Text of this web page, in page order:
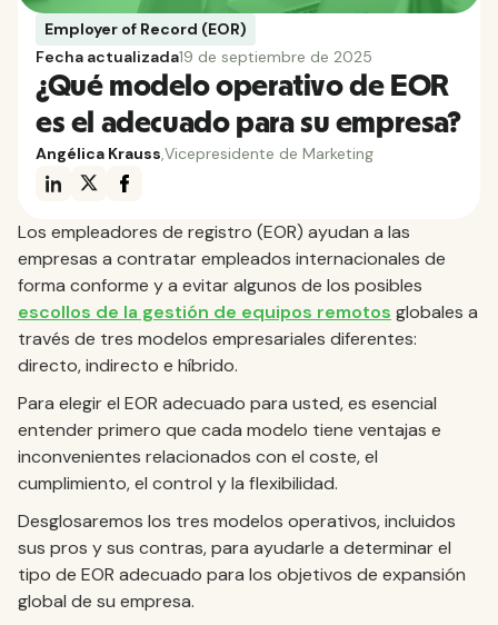
Employer of Record (EOR)
Fecha actualizada19 de septiembre de 2025
¿Qué modelo operativo de EOR
es el adecuado para su empresa?
Angélica Krauss Vicepresidente de Marketing
Los empleadores de registro (EOR) ayudan a las
empresas a contratar empleados internacionales de
forma conforme y a evitar algunos de los posibles
escollos de la gestión de equipos remotos globales a
través de tres modelos empresariales diferentes:
directo, indirecto e híbrido.
Para elegir el EOR adecuado para usted, es esencial
entender primero que cada modelo tiene ventajas e
inconvenientes relacionados con el coste, el
cumplimiento, el control y la flexibilidad.
Desglosaremos los tres modelos operativos, incluidos
sus pros y sus contras, para ayudarle a determinar el
tipo de EOR adecuado para los objetivos de expansión
global de su empresa.